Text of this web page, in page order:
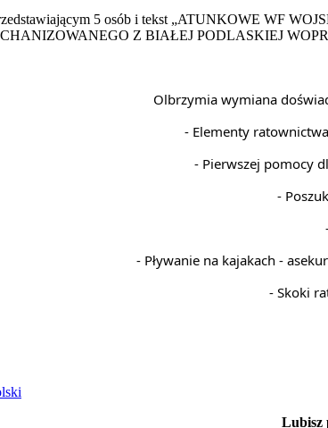
Olbrzymia wymiana
- Elementy
- Pierwszej pomocy
-
- Pływanie na kajakach -
- Skoki
Lubisz